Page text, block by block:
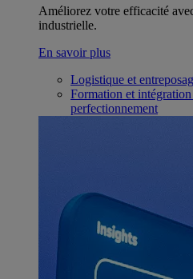
Améliorez votre efficacité
industrielle.
En savoir plus
Logistique et
Formation et intégration
perfectionnement